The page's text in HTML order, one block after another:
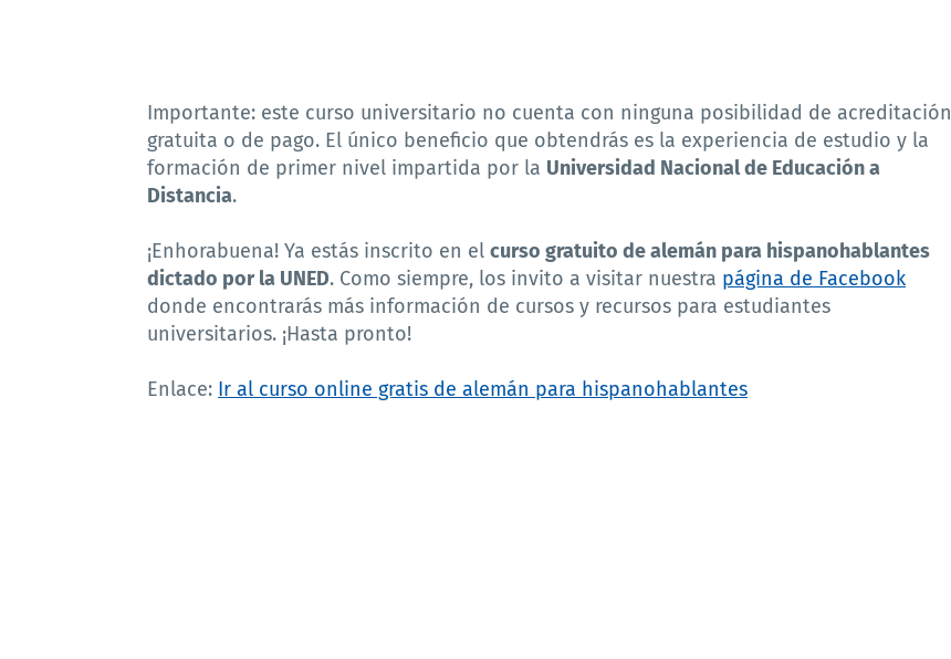
Importante: este curso universitario no cuenta con ninguna posibilidad de acreditación
gratuita o de pago. El único beneficio que obtendrás es la experiencia de estudio y la
formación de primer nivel impartida por la Universidad Nacional de Educación a
Distancia.
¡Enhorabuena! Ya estás inscrito en el curso gratuito de alemán para hispanohablantes
dictado por la UNED. Como siempre, los invito a visitar nuestra página de Facebook
donde encontrarás más información de cursos y recursos para estudiantes
universitarios. ¡Hasta pronto!
Enlace: Ir al curso online gratis de alemán para hispanohablantes